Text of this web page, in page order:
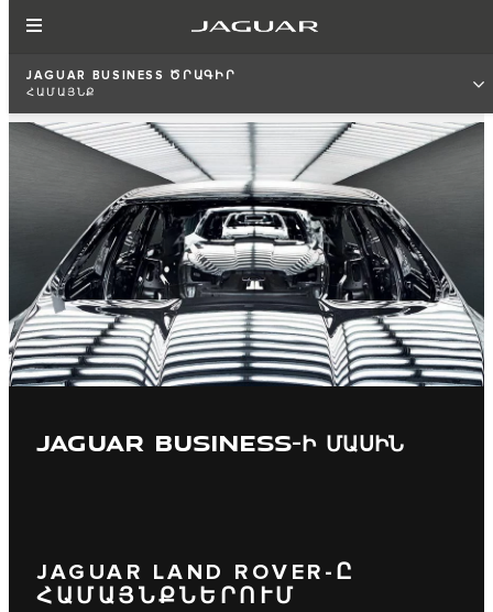
JAGUAR BUSINESS ԾՐԱԳԻՐ
ՀԱՄԱՅՆՔ
JAGUAR BUSINESS-Ի ՄԱՍԻՆ
JAGUAR LAND ROVER-Ը
ՀԱՄԱՅՆՔՆԵՐՈՒՄ